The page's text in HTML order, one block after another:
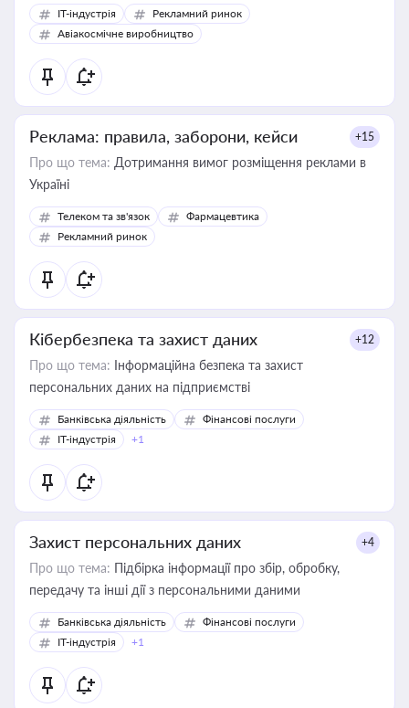
IT-індустрія
Рекламний ринок
Авіакосмічне виробництво
Реклама: правила, заборони, кейси +15
Про що тема: Дотримання вимог розміщення реклами в
Україні
Телеком та зв'язок
Фармацевтика
Рекламний ринок
Кібербезпека та захист даних +12
Про що тема: Інформаційна безпека та захист
персональних даних на підприємстві
Банківська діяльність
Фінансові послуги
IT-індустрія
+1
Захист персональних даних +4
Про що тема: Підбірка інформації про збір, обробку,
передачу та інші дії з персональними даними
Банківська діяльність
Фінансові послуги
IT-індустрія
+1